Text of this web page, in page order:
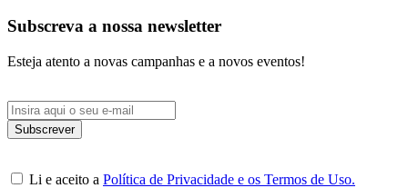
Subscreva a nossa newsletter
Esteja atento a novas campanhas e a novos eventos!
Li e aceito a Política de Privacidade e os Termos de Uso.